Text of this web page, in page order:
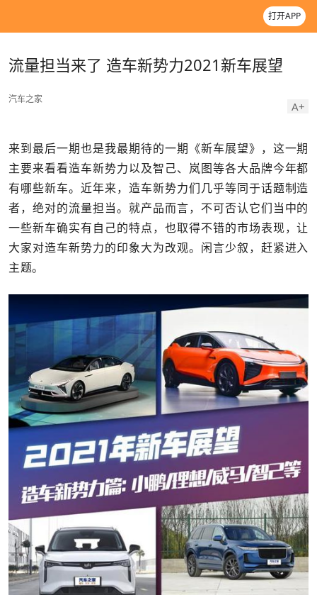
打开APP
流量担当来了 造车新势力2021新车展望
汽车之家
A+
来到最后一期也是我最期待的一期《新车展望》，这一期
主要来看看造车新势力以及智己、岚图等各大品牌今年都
有哪些新车。近年来，造车新势力们几乎等同于话题制造
者，绝对的流量担当。就产品而言，不可否认它们当中的
一些新车确实有自己的特点，也取得不错的市场表现，让
大家对造车新势力的印象大为改观。闲言少叙，赶紧进入
主题。